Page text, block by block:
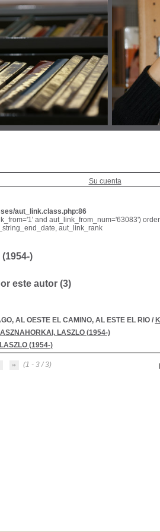
Su cuenta
aut_link.class.php:86
and aut_link_from_num='63083')
aut_link_rank
)
este autor (3)
AL OESTE EL CAMINO, AL ESTE EL RIO/
LASZLO (1954-)
(1954-)
(1 - 3 / 3)